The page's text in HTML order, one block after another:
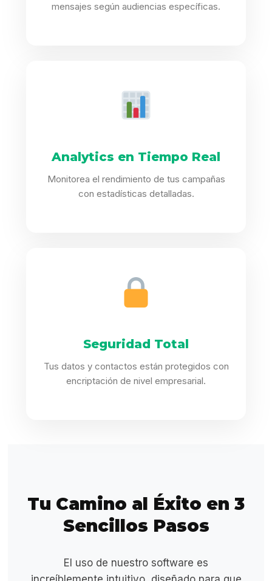
mensajes según audiencias específicas.
Analytics en Tiempo Real
Monitorea el rendimiento de tus campañas
con estadísticas detalladas.
Seguridad Total
Tus datos y contactos están protegidos con
encriptación de nivel empresarial.
Tu Camino al Éxito en 3
Sencillos Pasos
El uso de nuestro software es